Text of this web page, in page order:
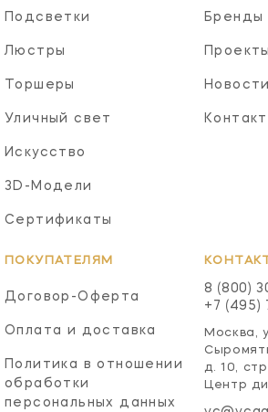
Подсветки
Люстры
Торшеры
Уличный свет
Искусство
3D-Модели
Сертификаты
Бренды
Проекты
Новости
ПОКУПАТЕЛЯМ
Договор-Оферта
Оплата и доставка
Политика в отношении
обработки
персональных данных
8 (800)
+7 (495)
Москва,
д. 10,
Центр